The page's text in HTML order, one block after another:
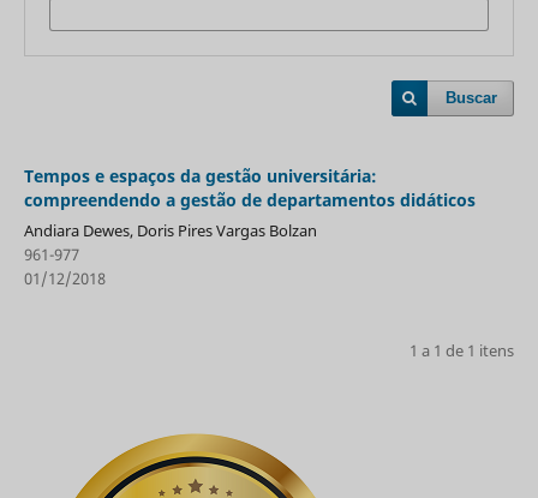
Buscar
Tempos e espaços da gestão universitária:
compreendendo a gestão de departamentos didáticos
Andiara Dewes, Doris Pires Vargas Bolzan
961-977
01/12/2018
1 a 1 de 1 itens